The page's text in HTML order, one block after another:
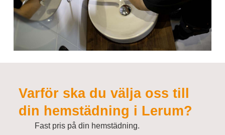
Varför ska du välja oss till
din hemstädning i Lerum?
Fast pris på din hemstädning.